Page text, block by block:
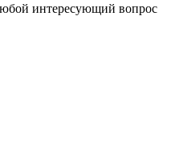
интересующий вопрос